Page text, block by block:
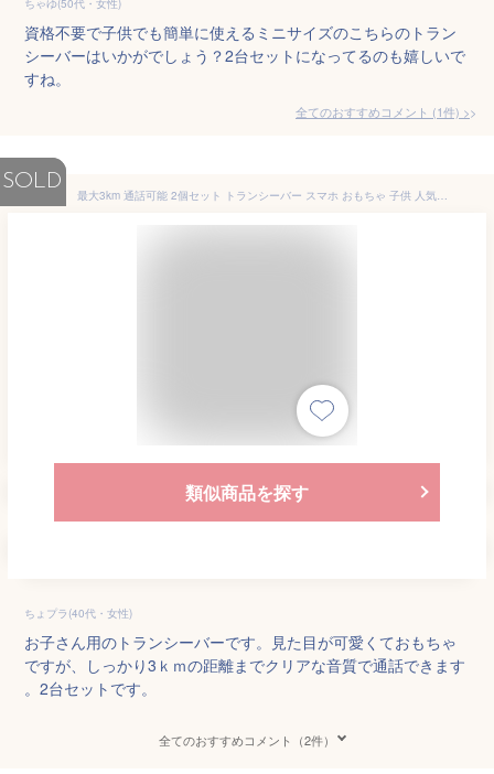
ちゃゆ(50代・女性)
資格不要で子供でも簡単に使えるミニサイズのこちらのトラン
シーバーはいかがでしょう？2台セットになってるのも嬉しいで
すね。
全てのおすすめコメント (1件) >
SOLD
最大3km 通話可能 2個セット トランシーバー スマホ おもちゃ 子供 人気 こども キッズ 安い 2台セット おすすめ 男の子 女の子 簡単 かんたん 携帯 アウトドア 登山 災害 キャンプ 外遊び おでかけ 知育 軽量 小型 声 変声 ギフト クリスマス プレゼント 誕生日
類似商品を探す
ちょプラ(40代・女性)
お子さん用のトランシーバーです。見た目が可愛くておもちゃ
ですが、しっかり3ｋｍの距離までクリアな音質で通話できます
。2台セットです。
全てのおすすめコメント（2件）